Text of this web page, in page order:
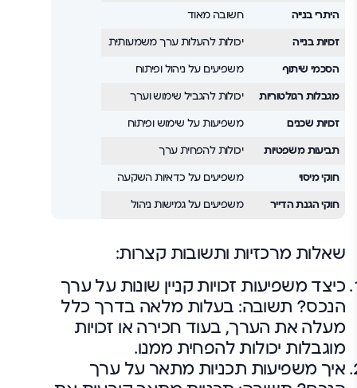
היתרי בנייה חשובה מאוד
זכויות בנייה יכולות להעלות ערך משמעותית
הסכמי שיתוף משפיעים על ניהול ופיתוח
מגבלות רגולטוריות יכולות להגביל שימוש וערך
זכויות שכנים משפיעות על שימוש ופיתוח
תביעות משפטיות יכולות להפחית ערך
חוקי מיסוי משפיעים על כדאיות השקעה
חוקי הגנת הדייר משפיעים על גמישות ניהול
שאלות מרכזיות ותשובות קצרות:
כיצד משפיעות זכויות קניין שונות על ערך
הנכס? תשובה: בעלות מלאה בדרך כלל
מעלה את הערך, בעוד חכירה או זכויות
מוגבלות יכולות להפחית ממנו.
איך משפיעות תכניות מתאר על ערך